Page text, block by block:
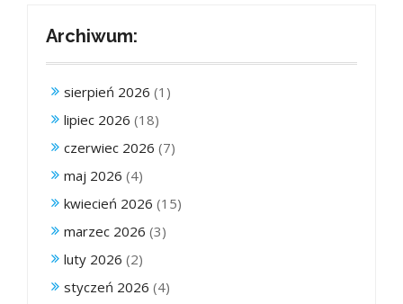
Archiwum:
sierpień 2026 (1)
lipiec 2026 (18)
czerwiec 2026 (7)
maj 2026 (4)
kwiecień 2026 (15)
marzec 2026 (3)
luty 2026 (2)
styczeń 2026 (4)